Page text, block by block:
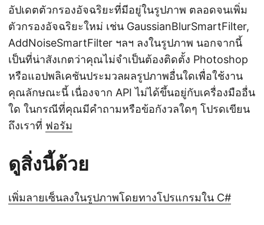
อัปเดตตัวกรองอัจฉริยะที่มีอยู่ในรูปภาพ ตลอดจนเพิ่ม
ตัวกรองอัจฉริยะใหม่ เช่น GaussianBlurSmartFilter,
AddNoiseSmartFilter ฯลฯ ลงในรูปภาพ นอกจากนี้
เป็นที่น่าสังเกตว่าคุณไม่จำเป็นต้องติดตั้ง Photoshop
หรือแอปพลิเคชันประมวลผลรูปภาพอื่นใดเพื่อใช้งาน
คุณลักษณะนี้ เนื่องจาก API ไม่ได้ขึ้นอยู่กับเครื่องมืออื่น
ใด ในกรณีที่คุณมีคำถามหรือข้อกังวลใดๆ โปรดเขียน
ถึงเราที่ ฟอรัม
ดูสิ่งนี้ด้วย
เพิ่มลายเซ็นลงในรูปภาพโดยทางโปรแกรมใน C#